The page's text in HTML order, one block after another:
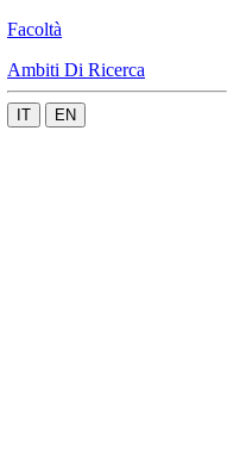
Facoltà
Ambiti Di Ricerca
IT EN